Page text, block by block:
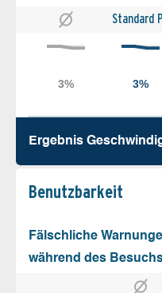
Standard
Ergebnis
Benutz­barkeit
Fälschliche
während des